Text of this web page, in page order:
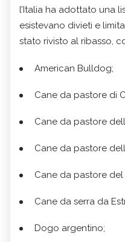
l’Italia ha adottato una
esistevano divieti e
stato rivisto al ribasso,
American Bulldog;
Cane da pastore di
Cane da pastore
Cane da pastore
Cane da pastore del
Cane da serra da
Dogo argentino;